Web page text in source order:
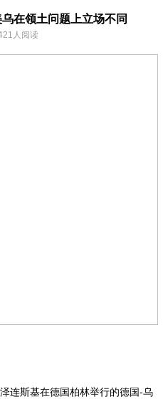
在领土问题上立场不同
人阅读
斯基在德国柏林举行的德国-乌